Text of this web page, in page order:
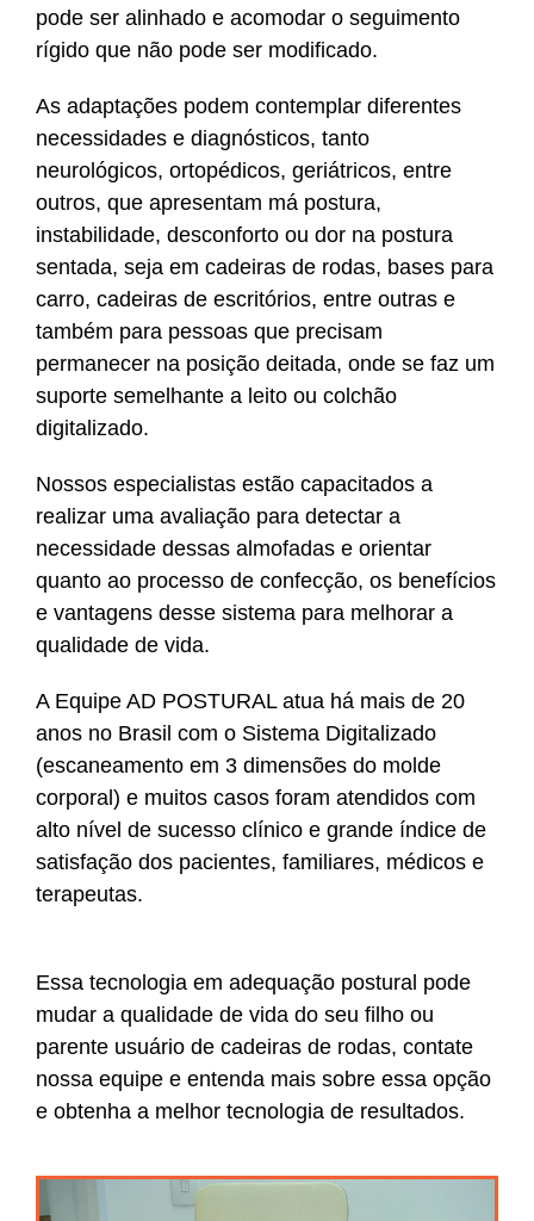
pode ser alinhado e acomodar o seguimento
rígido que não pode ser modificado.
As adaptações podem contemplar diferentes
necessidades e diagnósticos, tanto
neurológicos, ortopédicos, geriátricos, entre
outros, que apresentam má postura,
instabilidade, desconforto ou dor na postura
sentada, seja em cadeiras de rodas, bases para
carro, cadeiras de escritórios, entre outras e
também para pessoas que precisam
permanecer na posição deitada, onde se faz um
suporte semelhante a leito ou colchão
digitalizado.
Nossos especialistas estão capacitados a
realizar uma avaliação para detectar a
necessidade dessas almofadas e orientar
quanto ao processo de confecção, os benefícios
e vantagens desse sistema para melhorar a
qualidade de vida.
A Equipe AD POSTURAL atua há mais de 20
anos no Brasil com o Sistema Digitalizado
(escaneamento em 3 dimensões do molde
corporal) e muitos casos foram atendidos com
alto nível de sucesso clínico e grande índice de
satisfação dos pacientes, familiares, médicos e
terapeutas.
Essa tecnologia em adequação postural pode
mudar a qualidade de vida do seu filho ou
parente usuário de cadeiras de rodas, contate
nossa equipe e entenda mais sobre essa opção
e obtenha a melhor tecnologia de resultados.